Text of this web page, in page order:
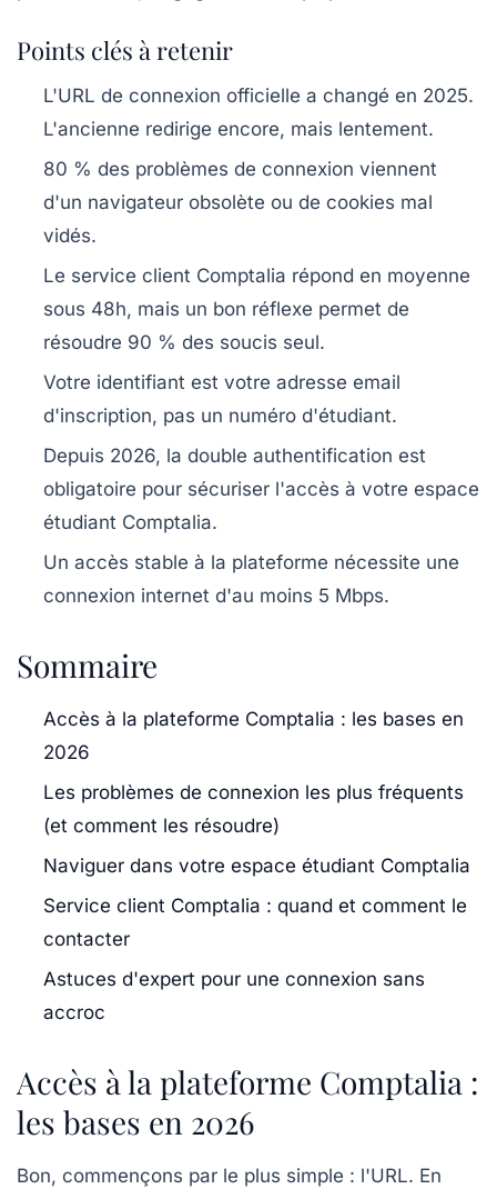
Points clés à retenir
L'URL de connexion officielle a changé en 2025.
L'ancienne redirige encore, mais lentement.
80 % des problèmes de connexion viennent
d'un navigateur obsolète ou de cookies mal
vidés.
Le service client Comptalia répond en moyenne
sous 48h, mais un bon réflexe permet de
résoudre 90 % des soucis seul.
Votre identifiant est votre adresse email
d'inscription, pas un numéro d'étudiant.
Depuis 2026, la double authentification est
obligatoire pour sécuriser l'accès à votre espace
étudiant Comptalia.
Un accès stable à la plateforme nécessite une
connexion internet d'au moins 5 Mbps.
Sommaire
Accès à la plateforme Comptalia : les bases en
2026
Les problèmes de connexion les plus fréquents
(et comment les résoudre)
Naviguer dans votre espace étudiant Comptalia
Service client Comptalia : quand et comment le
contacter
Astuces d'expert pour une connexion sans
accroc
Accès à la plateforme Comptalia :
les bases en 2026
Bon, commençons par le plus simple : l'URL. En